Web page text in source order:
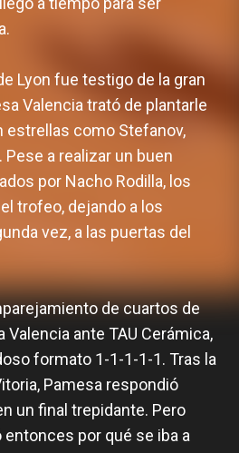
Lyon fue testigo de la gran
Valencia trató de plantarle
estrellas como Stefanov,
a realizar un buen
por Nacho Rodilla, los
trofeo, dejando a los
vez, a las puertas del
de cuartos de
ante TAU Cerámica,
formato 1-1-1-1-1. Tras la
Pamesa respondió
un final trepidante. Pero
entonces por qué se iba a